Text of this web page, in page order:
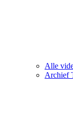
Alle
Archief